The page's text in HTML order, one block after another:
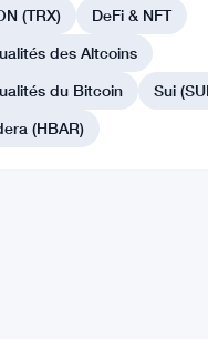
(TRX)
DeFi & NFT
des Altcoins
du Bitcoin
Sui
(HBAR)